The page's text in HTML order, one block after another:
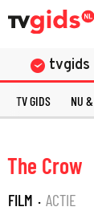
tvgids
TV GIDS NU
The Crow
FILM · ACTIE